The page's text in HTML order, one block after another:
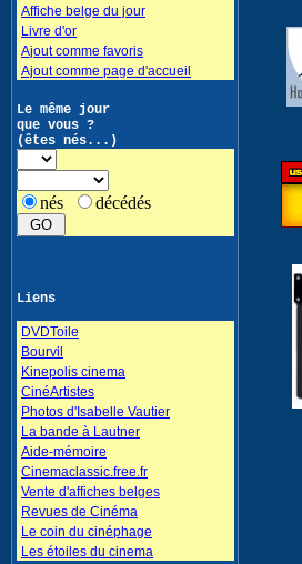
Affiche belge du jour
Livre d'or
Ajout comme favoris
Ajout comme page d'accueil
Le même jour
que vous ?
(êtes nés...)
nés décédés
Liens
DVDToile
Bourvil
Kinepolis cinema
CinéArtistes
Photos d'Isabelle Vautier
La bande à Lautner
Aide-mémoire
Cinemaclassic.free.fr
Vente d'affiches belges
Revues de Cinéma
Le coin du cinéphage
Les étoiles du cinema